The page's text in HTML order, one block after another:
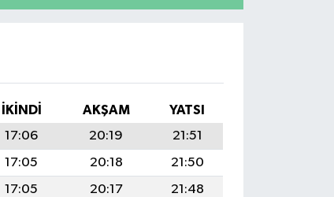
İKINDI AKŞAM
YATSI
17:06 20:19
21:51
17:05 20:18
21:50
17:05 20:17
21:48